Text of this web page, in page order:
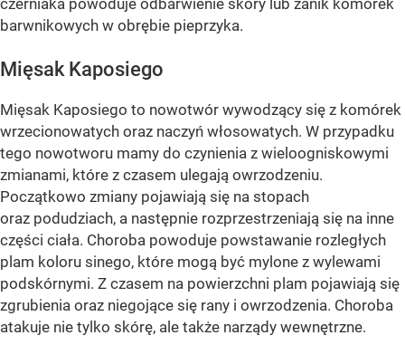
barwnikowych w obrębie pieprzyka.
Mięsak Kaposiego
Mięsak Kaposiego to nowotwór wywodzący się z komórek
wrzecionowatych oraz naczyń włosowatych. W przypadku
tego nowotworu mamy do czynienia z wieloogniskowymi
zmianami, które z czasem ulegają owrzodzeniu.
Początkowo zmiany pojawiają się na stopach
oraz podudziach, a następnie rozprzestrzeniają się na inne
części ciała. Choroba powoduje powstawanie rozległych
plam koloru sinego, które mogą być mylone z wylewami
podskórnymi. Z czasem na powierzchni plam pojawiają się
zgrubienia oraz niegojące się rany i owrzodzenia. Choroba
atakuje nie tylko skórę, ale także narządy wewnętrzne.